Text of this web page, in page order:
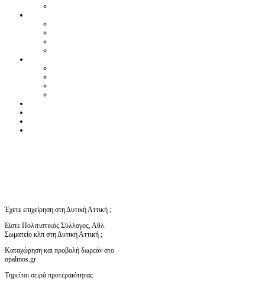
Έχετε επιχείρηση στη Δυτική Αττική ;
Είστε Πολιτιστικός Σύλλογος, Αθλ.
Σωματείο κλπ στη Δυτική Αττική ;
Καταχώρηση και προβολή δωρεάν στο
opalmos.gr
Τηρείται σειρά προτεραιότητας